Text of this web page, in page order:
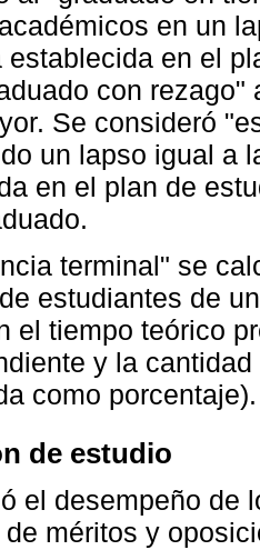
en un
establecida en el
con
Se consideró
un lapso igual a
en el plan de
terminal" se
estudiantes de
el tiempo teórico
y la
como porcentaje).
de estudio
el desempeño de
méritos y